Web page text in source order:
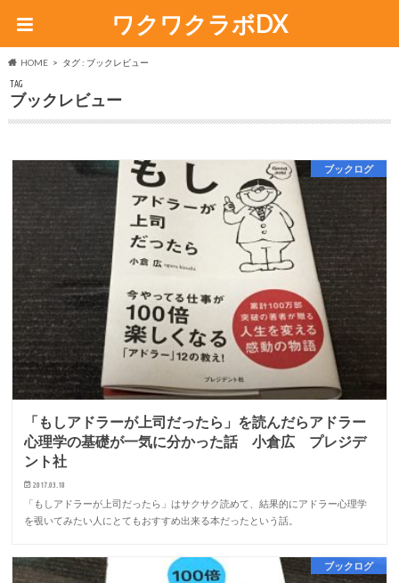
ワクワクラボDX
HOME タグ : ブックレビュー
TAG
ブックレビュー
ブックログ
「もしアドラーが上司だったら」を読んだらアドラー
心理学の基礎が一気に分かった話 小倉広 プレジデ
ント社
2017.03.18
「もしアドラーが上司だったら」はサクサク読めて、結果的にアドラー心理学
を覗いてみたい人にとてもおすすめ出来る本だったという話。
ブックログ